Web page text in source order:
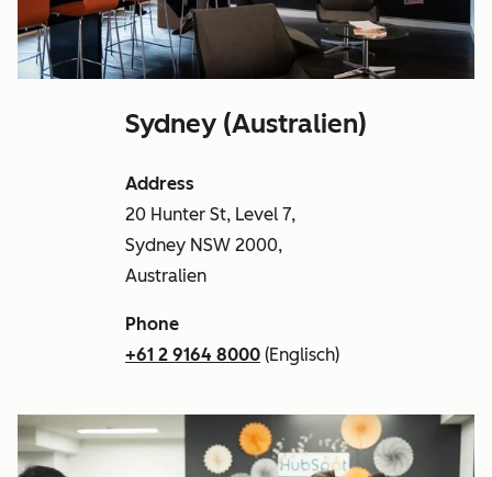
Sydney (Australien)
Address
20 Hunter St, Level 7,
Sydney NSW 2000,
Australien
Phone
+61 2 9164 8000 (Englisch)